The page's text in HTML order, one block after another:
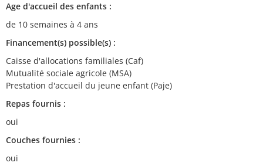
Age d'accueil des enfants :
de 10 semaines à 4 ans
Financement(s) possible(s) :
Caisse d'allocations familiales (Caf)
Mutualité sociale agricole (MSA)
Prestation d'accueil du jeune enfant (Paje)
Repas fournis :
oui
Couches fournies :
oui